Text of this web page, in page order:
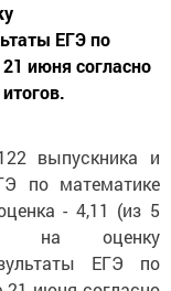
ЕГЭ по
июня согласно
выпускника и
по математике
- 4,11 (из 5
на оценку
ЕГЭ по